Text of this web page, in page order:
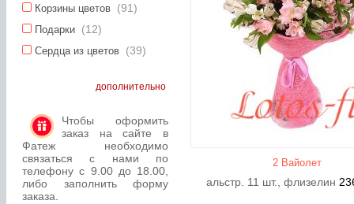
Корзины цветов (91)
Подарки (12)
Сердца из цветов (39)
дополнительно
Чтобы оформить
заказ на сайте в
Фатеж необходимо
связаться с нами по
телефону с 9.00 до 18.00,
либо заполнить форму
заказа.
2 Вайолет
альстр. 11 шт., флизелин